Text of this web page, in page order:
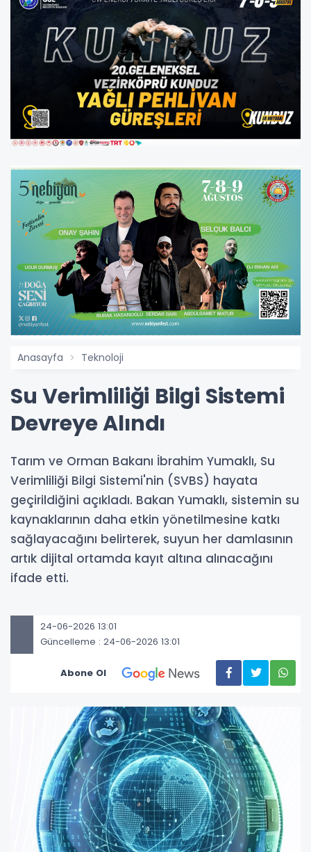
Anasayfa Teknoloji
Su Verimliliği Bilgi Sistemi
Devreye Alındı
Tarım ve Orman Bakanı İbrahim Yumaklı, Su
Verimliliği Bilgi Sistemi'nin (SVBS) hayata
geçirildiğini açıkladı. Bakan Yumaklı, sistemin su
kaynaklarının daha etkin yönetilmesine katkı
sağlayacağını belirterek, suyun her damlasının
artık dijital ortamda kayıt altına alınacağını
ifade etti.
24-06-2026 13:01
Güncelleme : 24-06-2026 13:01
Abone Ol